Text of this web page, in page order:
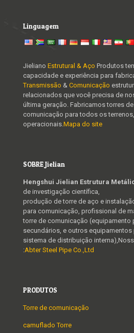
Linguagem
Jieliano Estrutural & Aço Produtos
capacidade e experiência para
Transmissão & Comunicação
relacionados que você precisa de
última geração. Fabricamos torres
comunicação para todos os
operacionais.Mapa do site
SOBRE Jielian
Hengshui Jielian Estrutura
de investigação científica,
produção de torre de aço e
para comunicação, profissional de
torre de comunicação (equipamento
secundários, e outros
sistema de distribuição
:Abter Steel Pipe Co.,Ltd
PRODUTOS
Torre de comunicação
camuflado Torre